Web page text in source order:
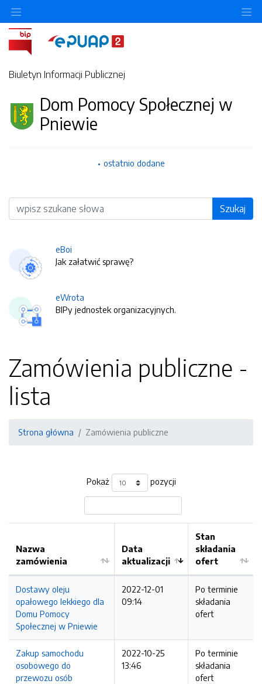
Biuletyn Informacji Publicznej
Dom Pomocy Społecznej w
Pniewie
ostatnio dodane
Wyszukiwarka Szukaj
eBoi
Jak załatwić sprawę?
eWrota
BIPy jednostek organizacyjnych.
Zamówienia publiczne -
lista
Strona główna Zamówienia publiczne
Pokaż pozycji
Nazwa
zamówienia
Data
aktualizacji
Stan
składania
ofert
Dostawy oleju
opałowego lekkiego dla
Domu Pomocy
Społecznej w Pniewie
2022-12-01
09:14
Po terminie
składania
ofert
Zakup samochodu
osobowego do
przewozu osób
2022-10-25
13:46
Po terminie
składania
ofert